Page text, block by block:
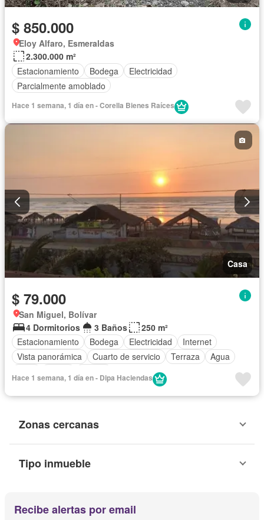
$ 850.000
Eloy Alfaro, Esmeraldas
2.300.000 m²
Estacionamiento
Bodega
Electricidad
Parcialmente amoblado
Hace 1 semana, 1 día en - Corella Bienes Raíces
Casa
$ 79.000
San Miguel, Bolívar
4 Dormitorios
3 Baños
250 m²
Estacionamiento
Bodega Electricidad
Internet
Vista panorámica
Cuarto de servicio Terraza
Agua
Hace 1 semana, 1 día en - Dipa Haciendas
Zonas cercanas
Tipo inmueble
Recibe alertas por email